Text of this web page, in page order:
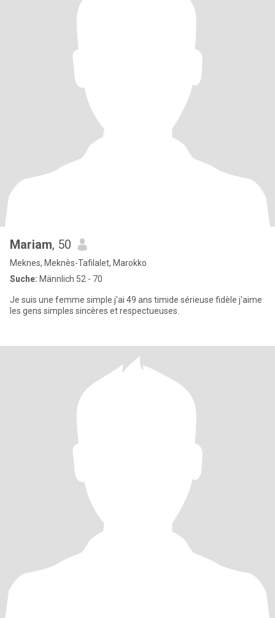
Mariam, 50
Meknes, Meknès-Tafilalet, Marokko
Suche: Männlich 52 - 70
Je suis une femme simple j'ai 49 ans timide sérieuse fidèle j'aime
les gens simples sincères et respectueuses.